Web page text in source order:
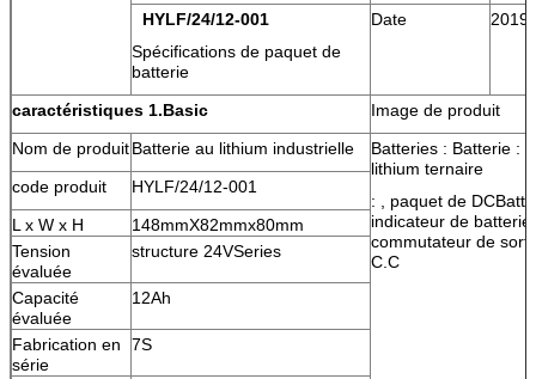
HYLF/24/12-001
Spécifications de paquet de
batterie
Date
caractéristiques 1.Basic
Image de produit
Nom de produitBatterie au lithium industrielle
Batteries : Batterie :
lithium ternaire
: , paquet de
indicateur de batterie,
commutateur de
C.C
code produit
HYLF/24/12-001
L x W x H
148mmX82mmx80mm
Tension
évaluée
structure 24VSeries
Capacité
évaluée
12Ah
Fabrication en
série
7S